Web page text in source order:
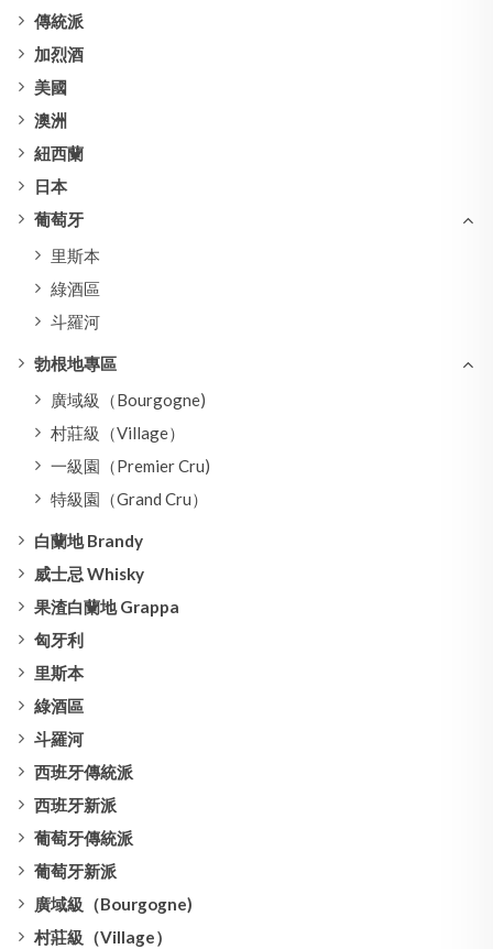
傳統派
加烈酒
美國
澳洲
紐西蘭
日本
葡萄牙
里斯本
綠酒區
斗羅河
勃根地專區
廣域級（Bourgogne)
村莊級（Village）
一級園（Premier Cru)
特級園（Grand Cru）
白蘭地 Brandy
威士忌 Whisky
果渣白蘭地 Grappa
匈牙利
里斯本
綠酒區
斗羅河
西班牙傳統派
西班牙新派
葡萄牙傳統派
葡萄牙新派
廣域級（Bourgogne)
村莊級（Village）